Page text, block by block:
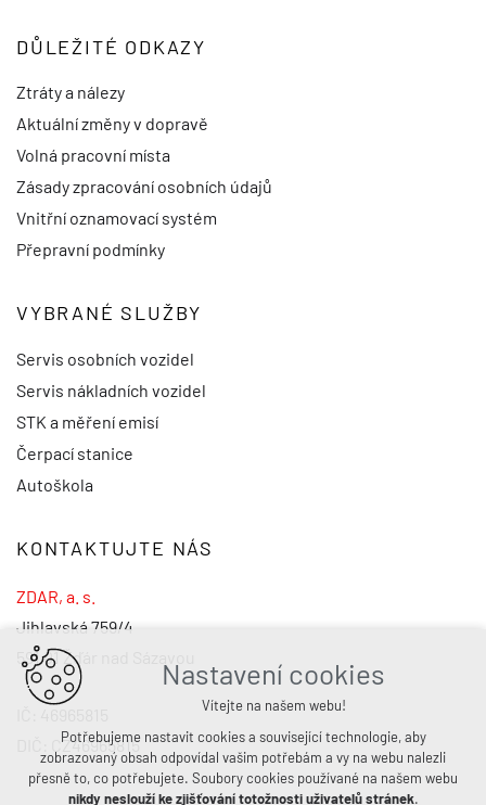
DŮLEŽITÉ ODKAZY
Ztráty a nálezy
Aktuální změny v dopravě
Volná pracovní místa
Zásady zpracování osobních údajů
Vnitřní oznamovací systém
Přepravní podmínky
VYBRANÉ SLUŽBY
Servis osobních vozidel
Servis nákladních vozidel
STK a měření emisí
Čerpací stanice
Autoškola
KONTAKTUJTE NÁS
ZDAR, a. s.
Jihlavská 759/4
591 01 Žďár nad Sázavou
DIČ: CZ46965815
Nastavení cookies
Vítejte na našem webu!
Potřebujeme nastavit cookies a související technologie, aby
zobrazovaný obsah odpovídal vašim potřebám a vy na webu nalezli
přesně to, co potřebujete. Soubory cookies používané na našem webu
nikdy neslouží ke zjišťování totožnosti uživatelů stránek.